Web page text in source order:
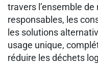
travers l’ensemble
responsables, les
les solutions
usage unique,
réduire les déchets